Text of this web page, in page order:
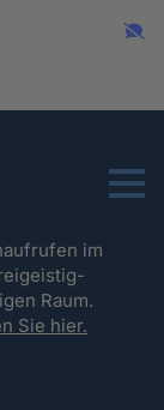
Menu
im
Raum.
Sie hier.